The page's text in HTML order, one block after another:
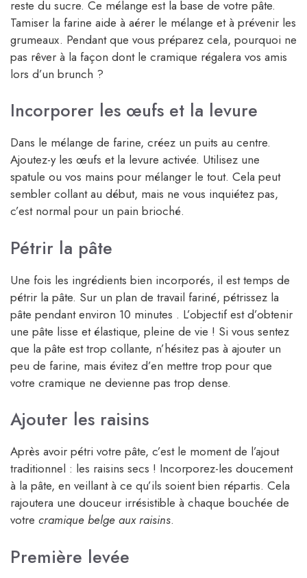
reste du sucre. Ce mélange est la base de votre pâte.
Tamiser la farine aide à aérer le mélange et à prévenir les
grumeaux. Pendant que vous préparez cela, pourquoi ne
pas rêver à la façon dont le cramique régalera vos amis
lors d’un brunch ?
Incorporer les œufs et la levure
Dans le mélange de farine, créez un puits au centre.
Ajoutez-y les œufs et la levure activée. Utilisez une
spatule ou vos mains pour mélanger le tout. Cela peut
sembler collant au début, mais ne vous inquiétez pas,
c’est normal pour un pain brioché.
Pétrir la pâte
Une fois les ingrédients bien incorporés, il est temps de
pétrir la pâte. Sur un plan de travail fariné, pétrissez la
pâte pendant environ 10 minutes . L’objectif est d’obtenir
une pâte lisse et élastique, pleine de vie ! Si vous sentez
que la pâte est trop collante, n’hésitez pas à ajouter un
peu de farine, mais évitez d’en mettre trop pour que
votre cramique ne devienne pas trop dense.
Ajouter les raisins
Après avoir pétri votre pâte, c’est le moment de l’ajout
traditionnel : les raisins secs ! Incorporez-les doucement
à la pâte, en veillant à ce qu’ils soient bien répartis. Cela
rajoutera une douceur irrésistible à chaque bouchée de
votre cramique belge aux raisins.
Première levée